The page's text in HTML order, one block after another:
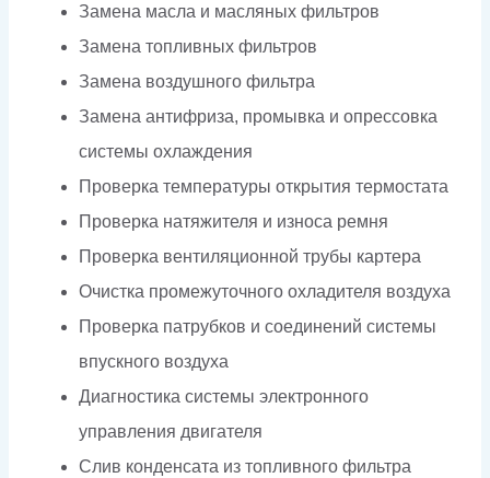
Замена масла и масляных фильтров
Замена топливных фильтров
Замена воздушного фильтра
Замена антифриза, промывка и опрессовка
системы охлаждения
Проверка температуры открытия термостата
Проверка натяжителя и износа ремня
Проверка вентиляционной трубы картера
Очистка промежуточного охладителя воздуха
Проверка патрубков и соединений системы
впускного воздуха
Диагностика системы электронного
управления двигателя
Слив конденсата из топливного фильтра